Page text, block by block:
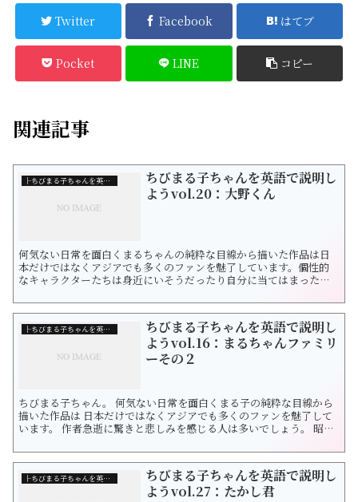
Twitter Facebook はてブ
Pocket LINE コピー
関連記事
├ちびまる子ちゃんを英語で説明しよう！
ちびまる子ちゃんを英語で説明し
ようvol.20：大野くん
何気ない日常を面白くまるちゃんの純粋な目線から描いた作品は日
本だけではなくアジアでも多くのファンを魅了しています。個性的
なキャラクターたちは身近にいそうだったり自分に当てはまった
ね。昭和・平成の代表的な漫画家さくらももこ先生を偲んで一ファ
ンとしてこれからも作品を楽しみたいと思います。それではまるち
ゃんのクラス３年４組の仲間を見ていきましょ...
├ちびまる子ちゃんを英語で説明しよう！
ちびまる子ちゃんを英語で説明し
ようvol.16：まるちゃんファミリ
ーその２
ちびまる子ちゃん。 何気ない日常を面白くまる子の純粋な目線から
描いた作品は 日本だけではなくアジアでも多くのファンを魅了して
います。 作者急逝に驚きと悲しみを感じる人は多いでしょう。 昭
てこれからも作品を楽しみたいと思います。 今回は３年４組シリー
ズではなく、 まるちゃんファミリーその2です。英語で言ってましょ
う！ お父さん（... ├ちびまる子ちゃんを英語で説明しよう！
ちびまる子ちゃんを英語で説明し
ようvol.27：たかし君